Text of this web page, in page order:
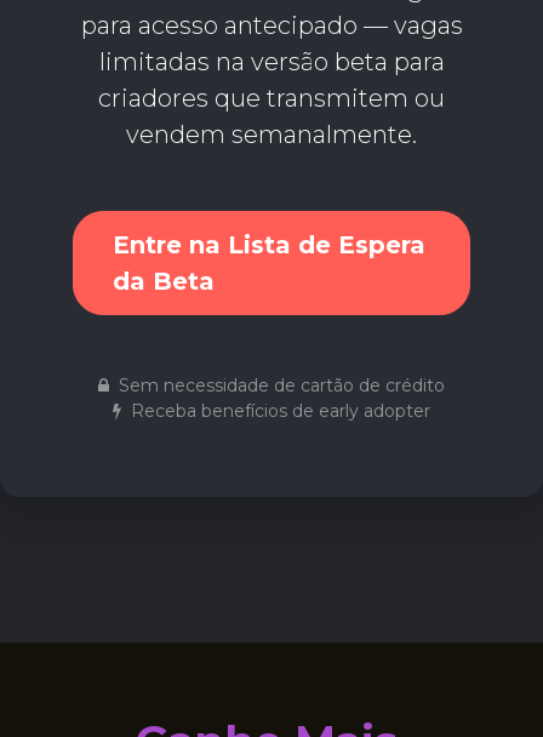
para acesso antecipado — vagas
limitadas na versão beta para
criadores que transmitem ou
vendem semanalmente.
Entre na Lista de Espera
da Beta
Sem necessidade de cartão de crédito
Receba benefícios de early adopter